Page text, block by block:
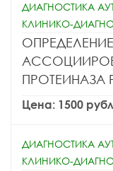
ДИАГНОСТИКА
КЛИНИКО-
ПРОТЕИНАЗА
Цена: 1500
ДИАГНОСТИКА
КЛИНИКО-